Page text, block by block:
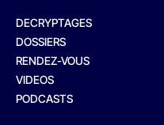
DECRYPTAGES
DOSSIERS
RENDEZ-VOUS
VIDEOS
PODCASTS